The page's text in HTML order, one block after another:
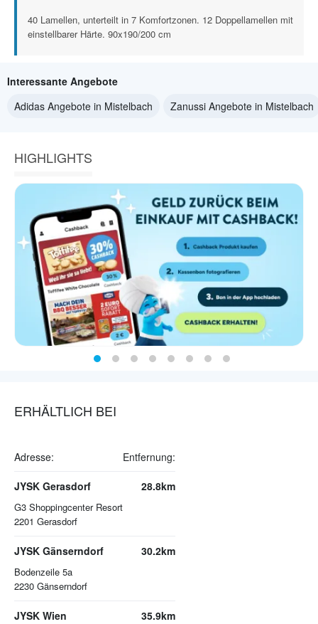
40 Lamellen, unterteilt in 7 Komfortzonen. 12 Doppellamellen mit
einstellbarer Härte. 90x190/200 cm
Interessante Angebote
Adidas Angebote in Mistelbach
Zanussi Angebote in Mistelbach
HIGHLIGHTS
ERHÄLTLICH BEI
Adresse: Entfernung:
JYSK Gerasdorf
G3 Shoppingcenter Resort
2201 Gerasdorf
28.8km
JYSK Gänserndorf
Bodenzeile 5a
2230 Gänserndorf
30.2km
JYSK Wien 35.9km